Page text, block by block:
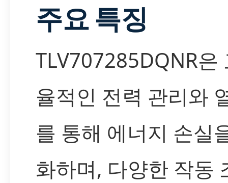
주요 특징
TLV707285DQNR은
율적인 전력 관리와
를 통해 에너지 손실
화하며, 다양한 작동